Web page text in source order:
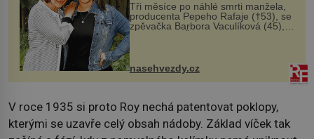
Tři měsíce po náhlé smrti manžela,
producenta Pepeho Rafaje (†53), se
zpěvačka Barbora Vaculíková (45),
dcera Petry Černocké (75), poprvé
ozvala veřejnosti. Na sociální síti
sdílela, že se snaží fung...
nasehvezdy.cz
V roce 1935 si proto Roy nechá patentovat poklopy,
kterými se uzavře celý obsah nádoby. Základ víček tak